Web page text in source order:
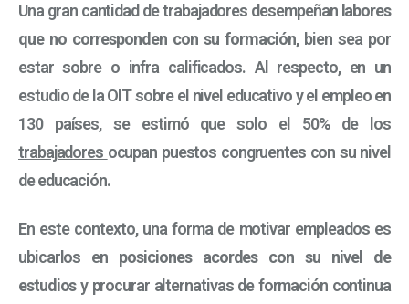
Una gran cantidad de trabajadores desempeñan labores
que no corresponden con su formación, bien sea por
estar sobre o infra calificados. Al respecto, en un
estudio de la OIT sobre el nivel educativo y el empleo en
130 países, se estimó quesolo el 50% de los
trabajadores ocupan puestos congruentes con su nivel
de educación.
En este contexto, una forma de motivar empleados es
ubicarlos en posiciones acordes con su nivel de
estudiosy procurar alternativas de formación continua